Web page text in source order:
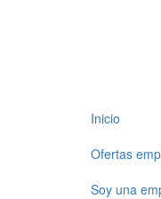
Inicio
Ofertas
Soy una